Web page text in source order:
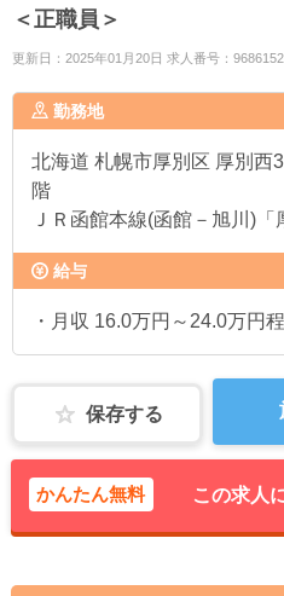
＜正職員＞
更新日：2025年01月20日 求人番号：9686152
勤務地
北海道 札幌市厚別区 厚別西
階
ＪＲ函館本線(函館－旭川)
給与
・月収 16.0万円～24.0万円
保存する
かんたん無料 この求人